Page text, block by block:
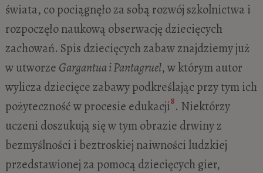
świata, co pociągnęło za sobą rozwój szkolnictwa i
rozpoczęło naukową obserwację dziecięcych
zachowań. Spis dziecięcych zabaw znajdziemy już
w utworze Gargantua i Pantagruel, w którym autor
wylicza dziecięce zabawy podkreślając przy tym ich
pożyteczność w procesie edukacji8. Niektórzy
uczeni doszukują się w tym obrazie drwiny z
bezmyślności i beztroskiej naiwności ludzkiej
przedstawionej za pomocą dziecięcych gier,